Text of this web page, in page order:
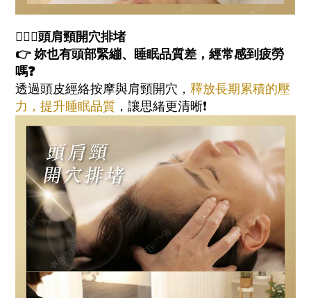
💆🏻‍♀️頭肩頸開穴排堵
👉 妳也有頭部緊繃、睡眠品質差，經常感到疲勞
嗎❓
透過頭皮經絡按摩與肩頸開穴， 釋放長期累積的壓
力，提升睡眠品質 ，讓思緒更清晰❗️